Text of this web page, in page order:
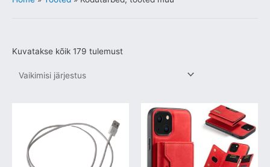
Kuvatakse kõik 179 tulemust
tootel
on
Sellel
on
mitu